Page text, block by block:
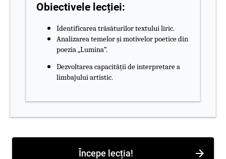
Obiectivele lecției:
Identificarea trăsăturilor textului liric.
Analizarea temelor și motivelor poetice din
poezia „Lumina”.
Dezvoltarea capacității de interpretare a
limbajului artistic.
Începe lecția!